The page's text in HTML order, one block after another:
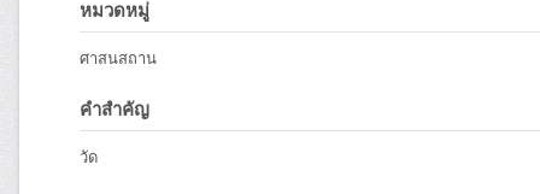
หมวดหมู่
ศาสนสถาน
คำสำคัญ
วัด